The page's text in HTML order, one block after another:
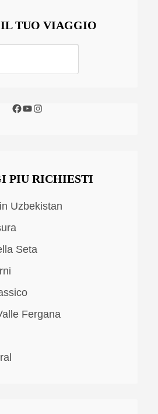
IL TUO VIAGGIO
PIU RICHIESTI
Uzbekistan
Seta
Fergana